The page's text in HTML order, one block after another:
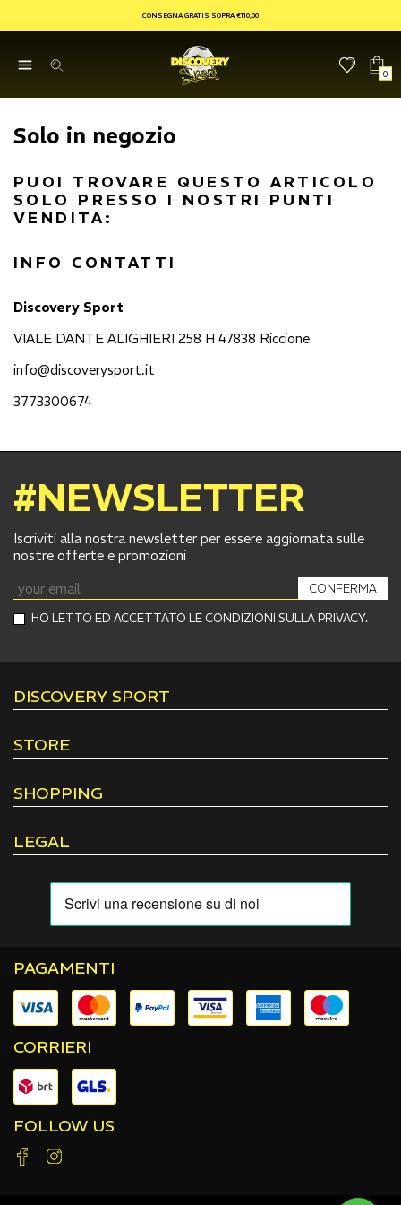
CONSEGNA GRATIS SOPRA €110,00
0
Solo in negozio
PUOI TROVARE QUESTO ARTICOLO
SOLO PRESSO I NOSTRI PUNTI
VENDITA:
INFO CONTATTI
Discovery Sport
VIALE DANTE ALIGHIERI 258 H 47838 Riccione
info@discoverysport.it
3773300674
#NEWSLETTER
Iscriviti alla nostra newsletter per essere aggiornata sulle
nostre offerte e promozioni
HO LETTO ED ACCETTATO LE CONDIZIONI SULLA PRIVACY.
CONFERMA
DISCOVERY SPORT
STORE
SHOPPING
LEGAL
PAGAMENTI
CORRIERI
FOLLOW US